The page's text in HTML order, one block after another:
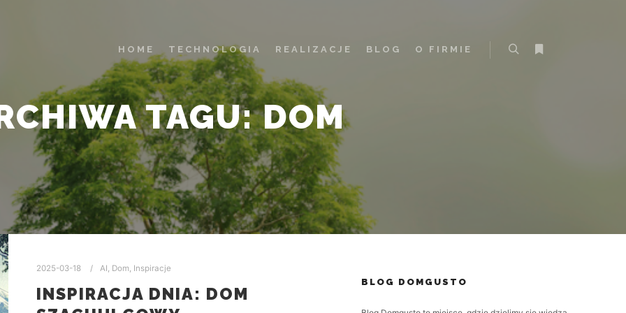
HOME TECHNOLOGIA REALIZACJE BLOG
O FIRMIE
TAGU:DOM
2025-03-18 AI, Dom, Inspiracje
INSPIRACJA DNIA: DOM
BLOG DOMGUSTO